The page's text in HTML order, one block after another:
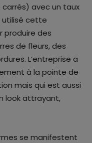
avec un taux
utilisé cette
produire des
de fleurs, des
L’entreprise a
à la pointe de
mais qui est aussi
look attrayant,
se manifestent